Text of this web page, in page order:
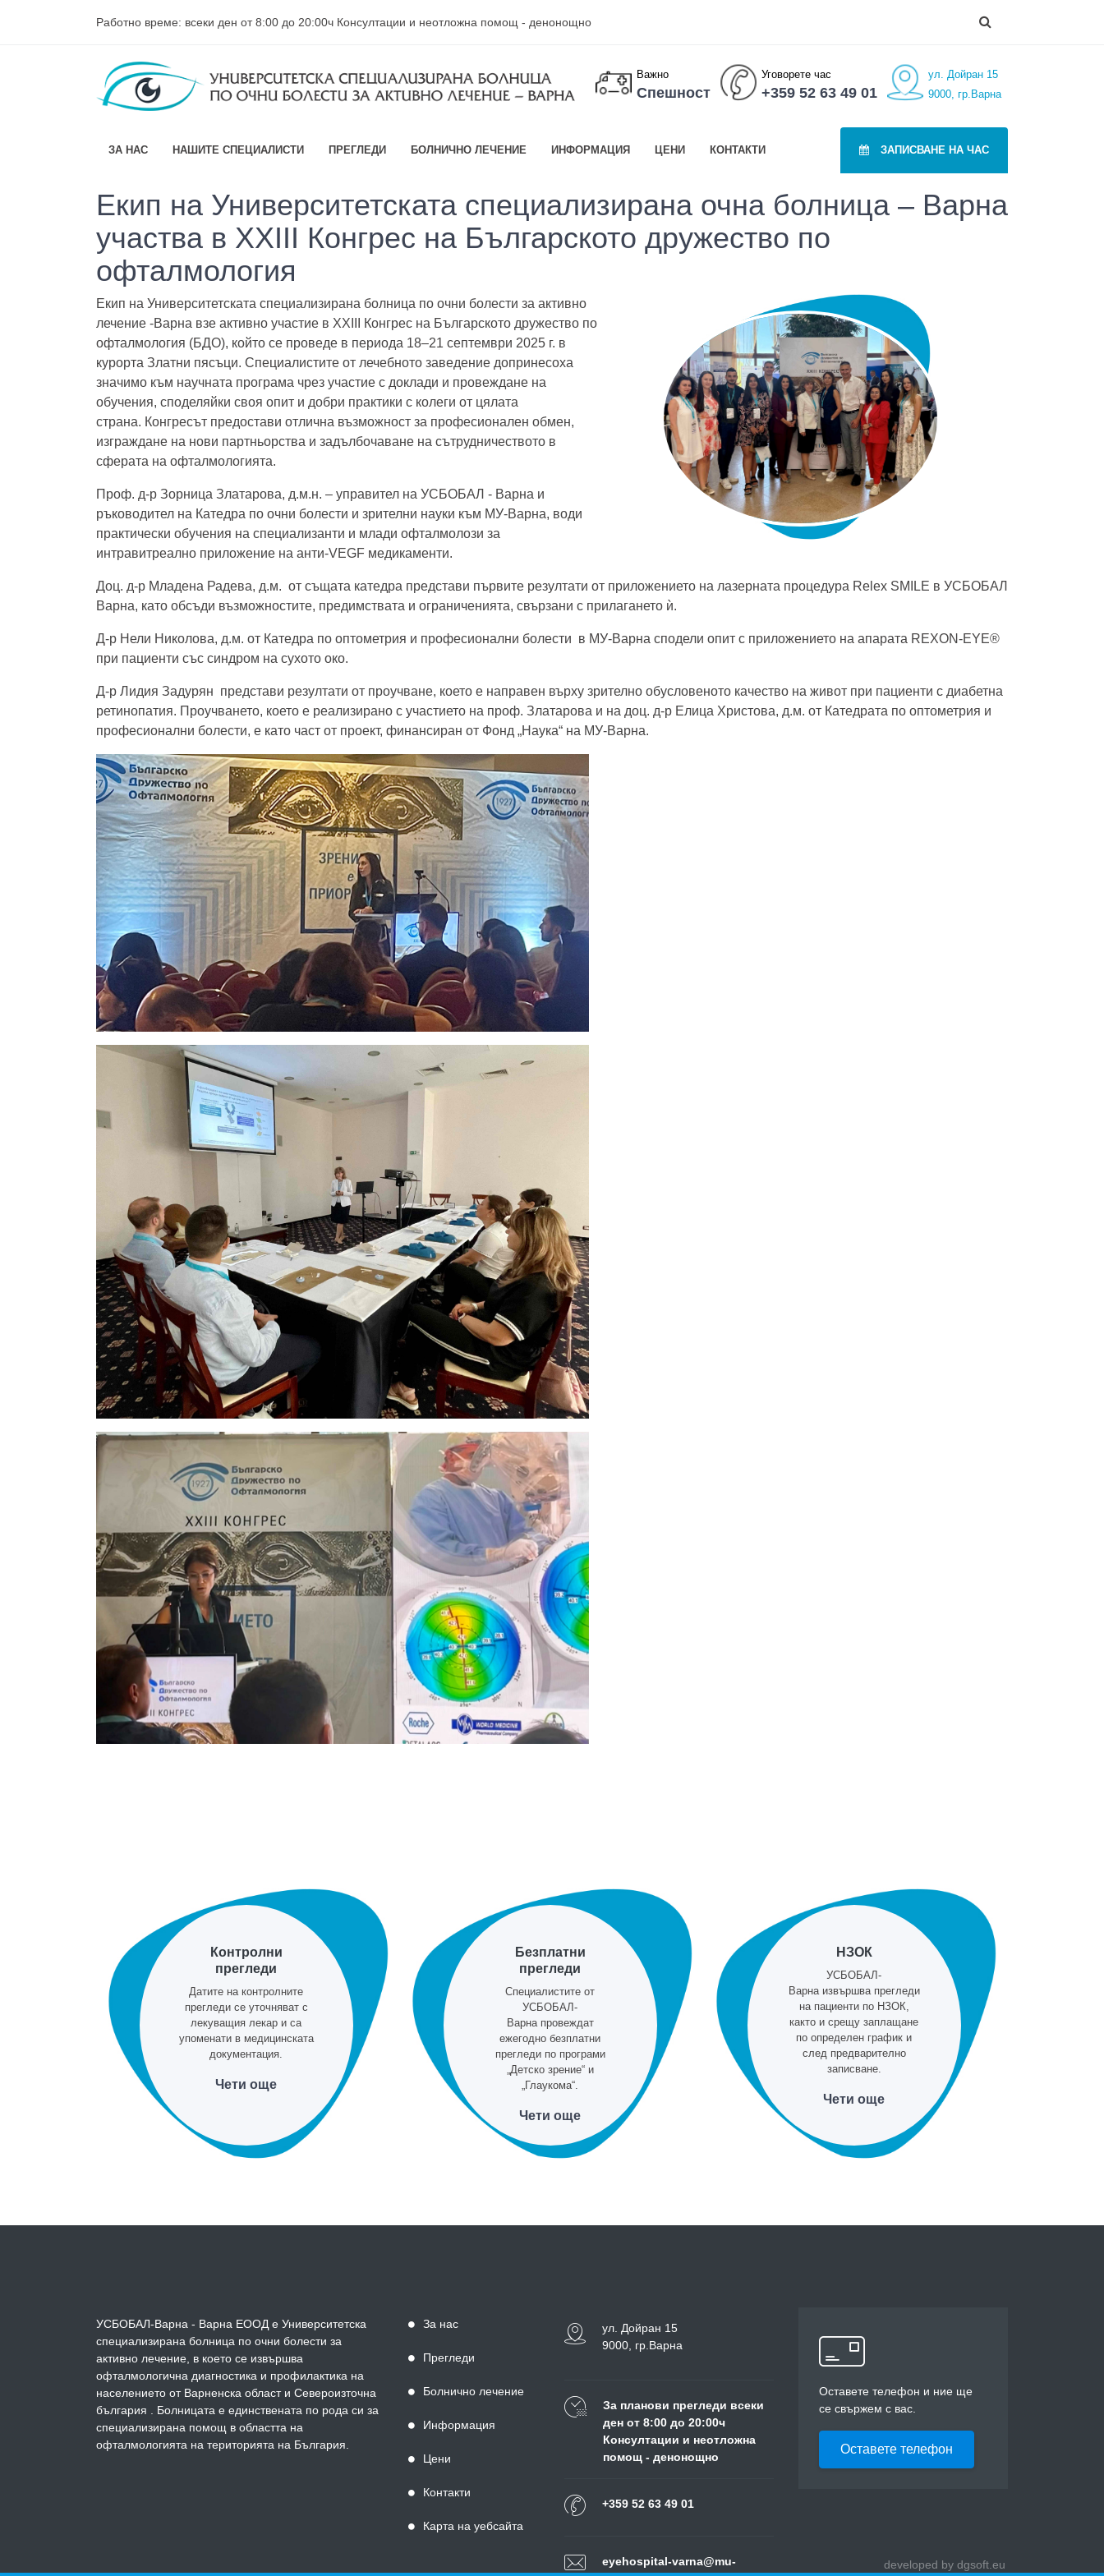
Работно време: всеки ден от 8:00 до 20:00ч Консултации и неотложна помощ - денонощно
Важно
Спешност
Уговорете час
+359 52 63 49 01
ул. Дойран 15
9000, гр.Варна
ЗА НАС НАШИТЕ СПЕЦИАЛИСТИ ПРЕГЛЕДИ БОЛНИЧНО ЛЕЧЕНИЕ ИНФОРМАЦИЯ ЦЕНИ КОНТАКТИ ЗАПИСВАНЕ НА ЧАС
Екип на Университетската специализирана очна болница – Варна
участва в XXIII Конгрес на Българското дружество по
офталмология
Екип на Университетската специализирана болница по очни болести за активно
лечение -Варна взе активно участие в XXIII Конгрес на Българското дружество по
офталмология (БДО), който се проведе в периода 18–21 септември 2025 г. в
курорта Златни пясъци. Специалистите от лечебното заведение допринесоха
значимо към научната програма чрез участие с доклади и провеждане на
обучения, споделяйки своя опит и добри практики с колеги от цялата
страна. Конгресът предостави отлична възможност за професионален обмен,
изграждане на нови партньорства и задълбочаване на сътрудничеството в
сферата на офталмологията.
Проф. д-р Зорница Златарова, д.м.н. – управител на УСБОБАЛ - Варна и
ръководител на Катедра по очни болести и зрителни науки към МУ-Варна, води
практически обучения на специализанти и млади офталмолози за
интравитреално приложение на анти-VEGF медикаменти.
Доц. д-р Младена Радева, д.м. от същата катедра представи първите резултати от приложението на лазерната процедура Relex SMILE в УСБОБАЛ
Варна, като обсъди възможностите, предимствата и ограниченията, свързани с прилагането ѝ.
Д-р Нели Николова, д.м. от Катедра по оптометрия и професионални болести в МУ-Варна сподели опит с приложението на апарата REXON-EYE®
при пациенти със синдром на сухото око.
Д-р Лидия Задурян представи резултати от проучване, което е направен върху зрително обусловеното качество на живот при пациенти с диабетна
ретинопатия. Проучването, което е реализирано с участието на проф. Златарова и на доц. д-р Елица Христова, д.м. от Катедрата по оптометрия и
професионални болести, е като част от проект, финансиран от Фонд „Наука“ на МУ-Варна.
Контролни
прегледи
Датите на контролните
прегледи се уточняват с
лекуващия лекар и са
упоменати в медицинската
документация.
Чети още
Безплатни
прегледи
Специалистите от
УСБОБАЛ-
Варна провеждат
ежегодно безплатни
прегледи по програми
„Детско зрение“ и
„Глаукома“.
Чети още
НЗОК
УСБОБАЛ-
Варна извършва прегледи
на пациенти по НЗОК,
както и срещу заплащане
по определен график и
след предварително
записване.
Чети още
УСБОБАЛ-Варна - Варна ЕООД е Университетска
специализирана болница по очни болести за
активно лечение, в което се извършва
офталмологична диагностика и профилактика на
населението от Варненска област и Североизточна
българия . Болницата е единствената по рода си за
специализирана помощ в областта на
офталмологията на територията на България.
За нас
Прегледи
Болнично лечение
Информация
Цени
Контакти
Карта на уебсайта
ул. Дойран 15
9000, гр.Варна
За планови прегледи всеки
ден от 8:00 до 20:00ч
Консултации и неотложна
помощ - денонощно
+359 52 63 49 01
eyehospital-varna@mu-
Оставете телефон и ние ще
се свържем с вас.
Оставете телефон
developed by dgsoft.eu